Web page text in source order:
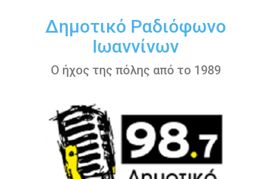
περιεχόμενοΔημοτικό Ραδιόφωνο
Ιωαννίνων
Ο ήχος της πόλης από το 1989